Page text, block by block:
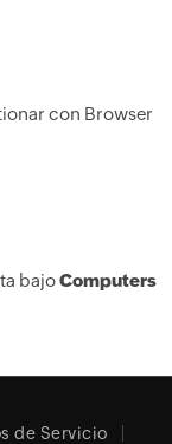
con Browser
bajoComputers
de Servicio